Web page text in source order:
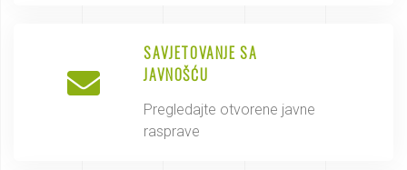
SAVJETOVANJE SA
JAVNOŠĆU
Pregledajte otvorene javne
rasprave